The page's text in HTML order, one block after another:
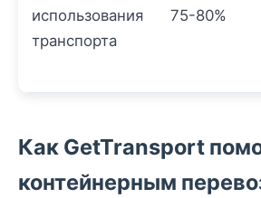
использования
транспорта
75-80%
Как GetTransport
контейнерным